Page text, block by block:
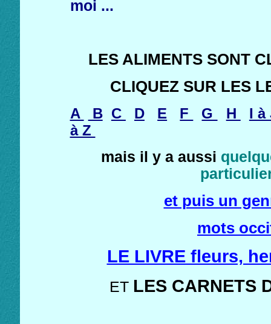
moi ...
LES ALIMENTS SONT
CLIQUEZ SUR LES
A B C D E F G H
I à
à Z
mais il y a aussi
et puis un
mots
LE LIVRE fleurs,
ET LES CARNETS